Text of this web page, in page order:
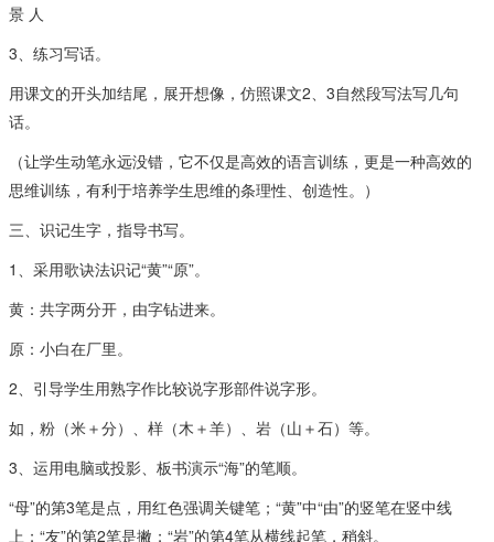
景 人
3、练习写话。
用课文的开头加结尾，展开想像，仿照课文2、3自然段写法写几句
话。
（让学生动笔永远没错，它不仅是高效的语言训练，更是一种高效的
思维训练，有利于培养学生思维的条理性、创造性。）
三、识记生字，指导书写。
1、采用歌诀法识记“黄”“原”。
黄：共字两分开，由字钻进来。
原：小白在厂里。
2、引导学生用熟字作比较说字形部件说字形。
如，粉（米＋分）、样（木＋羊）、岩（山＋石）等。
3、运用电脑或投影、板书演示“海”的笔顺。
“母”的第3笔是点，用红色强调关键笔；“黄”中“由”的竖笔在竖中线
上；“友”的第2笔是撇；“岩”的第4笔从横线起笔，稍斜。